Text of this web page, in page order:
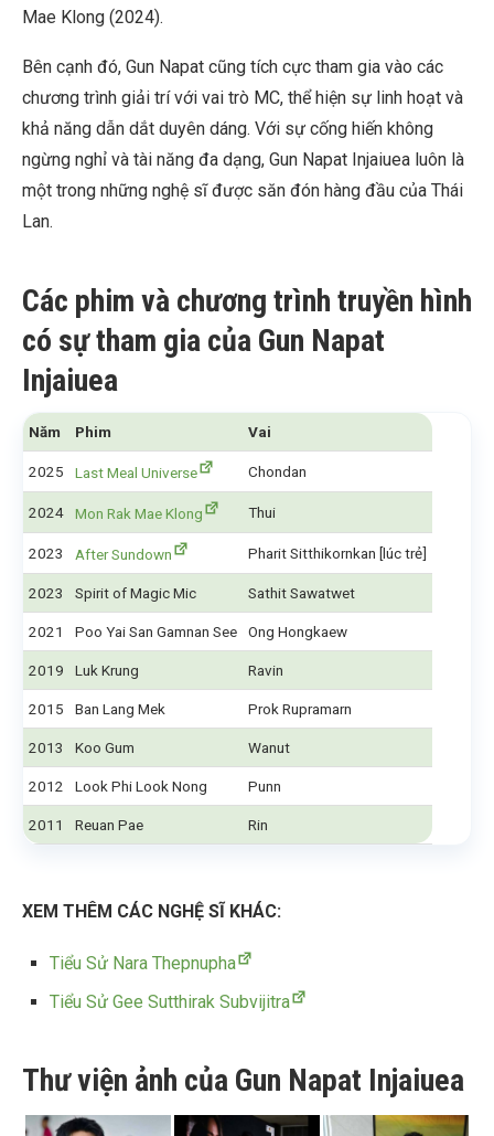
Mae Klong (2024).
Bên cạnh đó, Gun Napat cũng tích cực tham gia vào các
chương trình giải trí với vai trò MC, thể hiện sự linh hoạt và
khả năng dẫn dắt duyên dáng. Với sự cống hiến không
ngừng nghỉ và tài năng đa dạng, Gun Napat Injaiuea luôn là
một trong những nghệ sĩ được săn đón hàng đầu của Thái
Lan.
Các phim và chương trình truyền hình
có sự tham gia của Gun Napat
Injaiuea
Năm Phim Vai
2025 Last Meal Universe Chondan
2024 Mon Rak Mae Klong Thui
2023 After Sundown Pharit Sitthikornkan [lúc trẻ]
2023 Spirit of Magic Mic Sathit Sawatwet
2021 Poo Yai San Gamnan See Ong Hongkaew
2019 Luk Krung Ravin
2015 Ban Lang Mek Prok Rupramarn
2013 Koo Gum Wanut
2012 Look Phi Look Nong Punn
2011 Reuan Pae Rin
XEM THÊM CÁC NGHỆ SĨ KHÁC:
Tiểu Sử Nara Thepnupha
Tiểu Sử Gee Sutthirak Subvijitra
Thư viện ảnh của Gun Napat Injaiuea